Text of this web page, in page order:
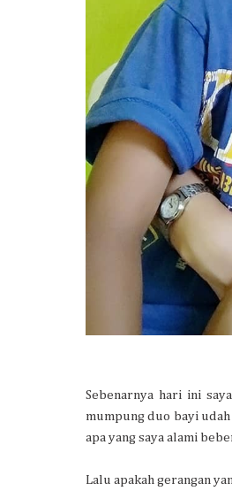
Sebenarnya hari ini
mumpung duo bayi
apa yang saya alami
Lalu apakah gerangan